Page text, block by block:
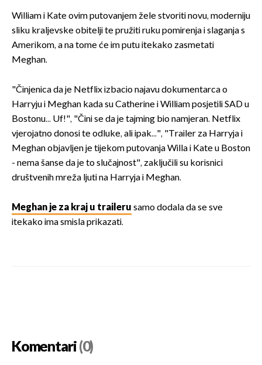
William i Kate ovim putovanjem žele stvoriti novu, moderniju
sliku kraljevske obitelji te pružiti ruku pomirenja i slaganja s
Amerikom, a na tome će im putu itekako zasmetati
Meghan.
"Činjenica da je Netflix izbacio najavu dokumentarca o
Harryju i Meghan kada su Catherine i William posjetili SAD u
Bostonu... Uf!", "Čini se da je tajming bio namjeran. Netflix
vjerojatno donosi te odluke, ali ipak...", "Trailer za Harryja i
Meghan objavljen je tijekom putovanja Willa i Kate u Boston
- nema šanse da je to slučajnost", zaključili su korisnici
društvenih mreža ljuti na Harryja i Meghan.
Meghan je za kraj u traileru samo dodala da se sve
itekako ima smisla prikazati.
Komentari(0)